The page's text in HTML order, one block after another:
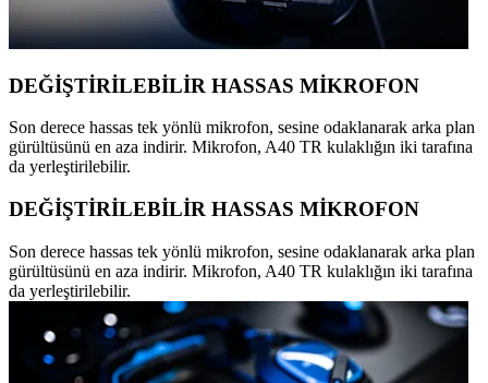
DEĞİŞTİRİLEBİLİR HASSAS MİKROFON
Son derece hassas tek yönlü mikrofon, sesine odaklanarak arka plan
gürültüsünü en aza indirir. Mikrofon, A40 TR kulaklığın iki tarafına
da yerleştirilebilir.
DEĞİŞTİRİLEBİLİR HASSAS MİKROFON
Son derece hassas tek yönlü mikrofon, sesine odaklanarak arka plan
gürültüsünü en aza indirir. Mikrofon, A40 TR kulaklığın iki tarafına
da yerleştirilebilir.